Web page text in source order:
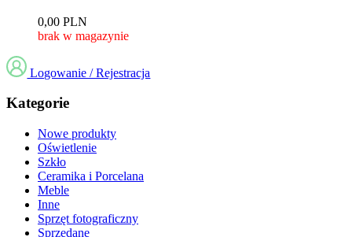
0,00 PLN
brak w magazynie
Logowanie / Rejestracja
Kategorie
Nowe produkty
Oświetlenie
Szkło
Ceramika i Porcelana
Meble
Inne
Sprzęt fotograficzny
Sprzedane